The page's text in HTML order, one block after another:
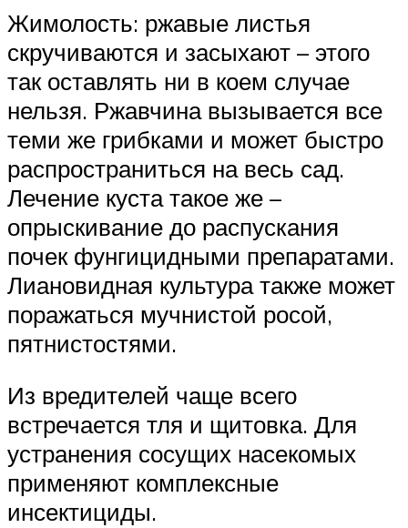
Жимолость: ржавые листья
скручиваются и засыхают – этого
так оставлять ни в коем случае
нельзя. Ржавчина вызывается все
теми же грибками и может быстро
распространиться на весь сад.
Лечение куста такое же –
опрыскивание до распускания
почек фунгицидными препаратами.
Лиановидная культура также может
поражаться мучнистой росой,
пятнистостями.
Из вредителей чаще всего
встречается тля и щитовка. Для
устранения сосущих насекомых
применяют комплексные
инсектициды.